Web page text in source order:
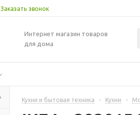
Заказать звонок
Интернет магазин товаров
для дома
Кухни и бытовая техника - Кухни -